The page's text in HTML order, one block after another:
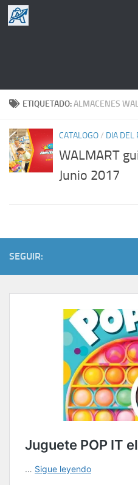
Saltar al contenido
ETIQUETADO:ALMACENES
CATALOGO/ DIA DEL
WALMART
Junio 2017
SEGUIR: